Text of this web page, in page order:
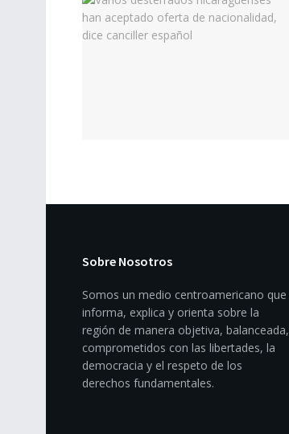
Sobre Nosotros
Somos un medio centroamericano que
informa, explica y orienta sobre la
región de manera objetiva, balanceada,
comprometidos con las libertades, la
democracia y el respeto de los
derechos fundamentales.